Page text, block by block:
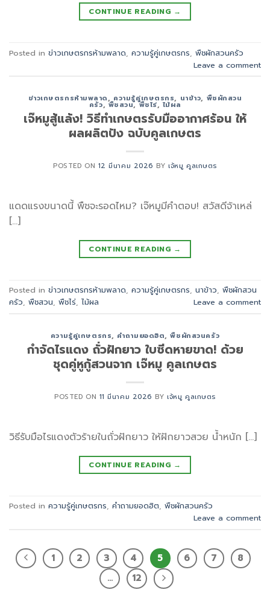
CONTINUE READING →
Posted in ข่าวเกษตรกรห้ามพลาด ความรู้คู่เกษตรกร พืชผักสวนครัว
Leave a comment
ข่าวเกษตรกรห้ามพลาด, ความรู้คู่เกษตรกร, นาข้าว, พืชผักสวน
ครัว,พืชสวน,พืชไร่, ไม้ผล
เจ๊หมูสู้แล้ง! วิธีทำเกษตรรับมืออากาศร้อน ให้
ผลผลิตปัง ฉบับคูลเกษตร
POSTED ON 12 มีนาคม 2026 BYเจ้หมู คูลเกษตร
แดดแรงขนาดนี้ พืชจะรอดไหม? เจ๊หมูมีคำตอบ! สวัสดีจ้าเหล่
[…]
CONTINUE READING →
Posted in ข่าวเกษตรกรห้ามพลาด, ความรู้คู่เกษตรกร, นาข้าว, พืชผักสวน
ครัว, พืชสวน, พืชไร่, ไม้ผล Leave a comment
ความรู้คู่เกษตรกร, คำถามยอดฮิต,พืชผักสวนครัว
กำจัดไรแดง ถั่วฝักยาว ใบซีดหายขาด! ด้วย
ชุดคู่หูกู้สวนจาก เจ๊หมู คูลเกษตร
POSTED ON 11 มีนาคม 2026 BYเจ้หมู คูลเกษตร
วิธีรับมือไรแดงตัวร้ายในถั่วฝักยาว ให้ฝักยาวสวย น้ำหนัก […]
CONTINUE READING →
Posted in ความรู้คู่เกษตรกร, คำถามยอดฮิต, พืชผักสวนครัว
Leave a comment
1 2 3 4 5 6 7
8
…
12